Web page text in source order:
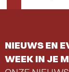
NIEUWS EN
WEEK IN JE